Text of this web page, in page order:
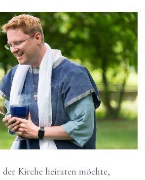
Kirche heiraten möchte,